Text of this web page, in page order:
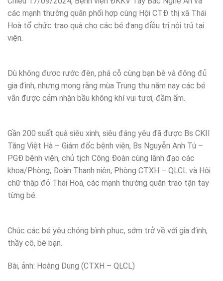
các mạnh thường quân phối hợp cùng Hội CTĐ thị xã Thái
Hoà tổ chức trao quà cho các bé đang điều trị nội trú tại
viện.
Dù không được rước đèn, phá cỗ cùng bạn bè và đông đủ
gia đình, nhưng mong rằng mùa Trung thu năm nay các bé
vẫn được cảm nhận bầu không khí vui tươi, đầm ấm.
Gần 200 suất quà siêu xinh, siêu đáng yêu đã được Bs CKII
Tăng Việt Hà – Giám đốc bệnh viện, Bs Nguyễn Anh Tú –
PGĐ bệnh viện, chủ tịch Công Đoàn cùng lãnh đạo các
khoa/Phòng, Đoàn Thanh niên, Phòng CTXH – QLCL và Hội
chữ thập đỏ Thái Hoà, các mạnh thường quân trao tận tay
từng bé.
Chúc các bé yêu chóng bình phục, sớm trở về với gia đình,
thầy cô, bè bạn.
Bài, ảnh: Hoàng Dung (CTXH – QLCL)